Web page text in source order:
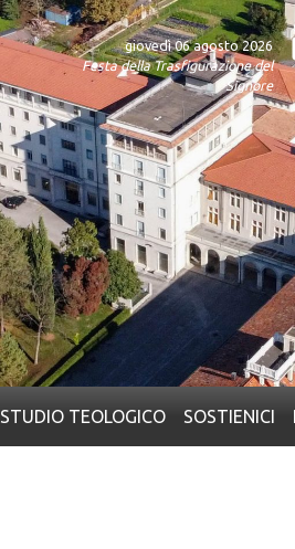
giovedì 06 agosto 2026
Festa della Trasfigurazione del
Signore
STUDIO TEOLOGICO SOSTIENICI